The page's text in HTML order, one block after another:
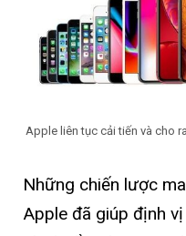
Apple liên tục cải tiến và cho
Những chiến lược
Apple đã giúp định